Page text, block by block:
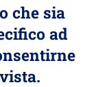
che sia
ad